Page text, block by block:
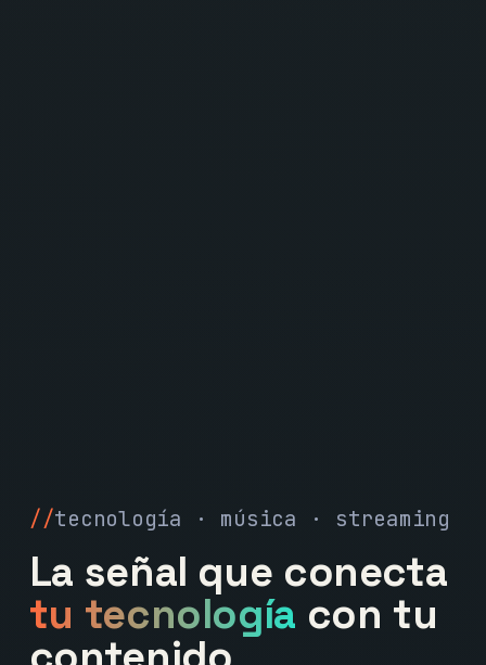
tecnología · música · streaming
La señal que conecta
tu tecnología con tu